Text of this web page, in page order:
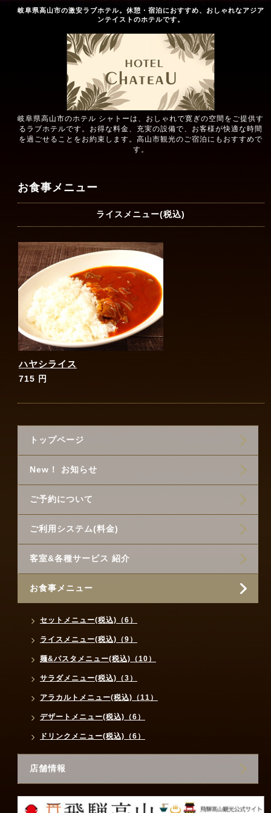
岐阜県高山市の激安ラブホテル。休憩・宿泊におすすめ、おしゃれなアジア
ンテイストのホテルです。
岐阜県高山市のホテル シャトーは、おしゃれで寛ぎの空間をご提供す
るラブホテルです。お得な料金、充実の設備で、お客様が快適な時間
を過ごせることをお約束します。高山市観光のご宿泊にもおすすめで
す。
お食事メニュー
ライスメニュー(税込)
ハヤシライス
715 円
トップページ
New！ お知らせ
ご予約について
ご利用システム(料金)
客室&各種サービス 紹介
お食事メニュー
セットメニュー(税込)（6）
ライスメニュー(税込)（9）
麺&パスタメニュー(税込)（10）
サラダメニュー(税込)（3）
アラカルトメニュー(税込)（11）
デザートメニュー(税込)（6）
ドリンクメニュー(税込)（6）
店舗情報